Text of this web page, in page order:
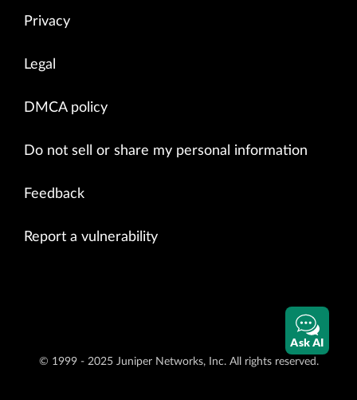
Privacy
Legal
DMCA policy
Do not sell or share my personal information
Feedback
Report a vulnerability
© 1999 - 2025 Juniper Networks, Inc. All rights reserved.
Ask AI